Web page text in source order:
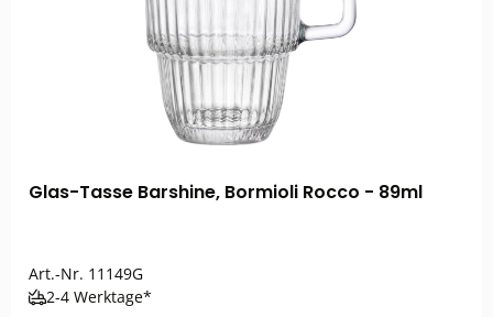
Glas-Tasse Barshine, Bormioli Rocco - 89ml
Art.-Nr. 11149G
2-4 Werktage*